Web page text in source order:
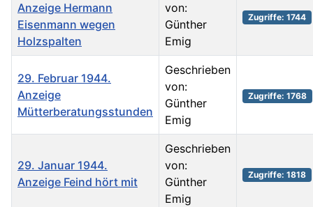
Anzeige Hermann
Eisenmann wegen
Holzspalten
von:
Günther
Emig
Zugriffe: 1744
29. Februar 1944.
Anzeige
Mütterberatungsstunden
Geschrieben
von:
Günther
Emig
Zugriffe: 1768
29. Januar 1944.
Anzeige Feind hört mit
Geschrieben
von:
Günther
Emig
Zugriffe: 1818